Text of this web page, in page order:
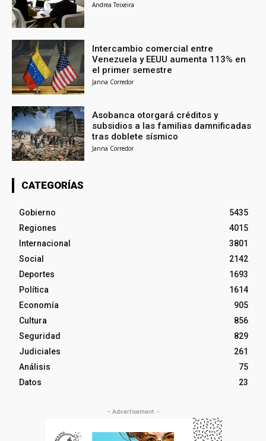
Andrea Teixeira
Intercambio comercial entre
Venezuela y EEUU aumenta 113% en
el primer semestre
Janna Corredor
Asobanca otorgará créditos y
subsidios a las familias damnificadas
tras doblete sísmico
Janna Corredor
CATEGORÍAS
Gobierno
5435
Regiones
4015
Internacional
3801
Social
2142
Deportes
1693
Política
1614
Economía
905
Cultura
856
Seguridad
829
Judiciales
261
Análisis
75
Datos
23
- Advertisement -